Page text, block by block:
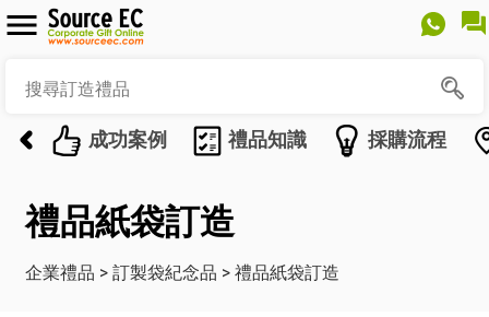
成功案例 禮品知識 採購流程
禮品紙袋訂造
企業禮品 > 訂製袋紀念品 > 禮品紙袋訂造